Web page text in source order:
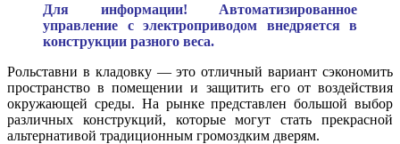
Для информации! Автоматизированное
управление с электроприводом внедряется в
конструкции разного веса.
Рольставни в кладовку — это отличный вариант сэкономить
пространство в помещении и защитить его от воздействия
окружающей среды. На рынке представлен большой выбор
различных конструкций, которые могут стать прекрасной
альтернативой традиционным громоздким дверям.